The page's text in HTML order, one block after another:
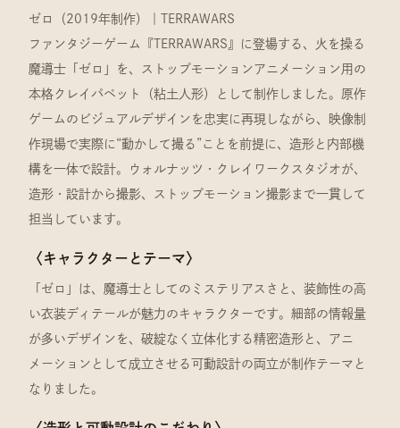
ゼロ（2019年制作）｜TERRAWARS
ファンタジーゲーム『TERRAWARS』に登場する、火を操る
魔導士「ゼロ」を、ストップモーションアニメーション用の
本格クレイパペット（粘土人形）として制作しました。原作
ゲームのビジュアルデザインを忠実に再現しながら、映像制
作現場で実際に“動かして撮る”ことを前提に、造形と内部機
構を一体で設計。ウォルナッツ・クレイワークスタジオが、
造形・設計から撮影、ストップモーション撮影まで一貫して
担当しています。
〈キャラクターとテーマ〉
「ゼロ」は、魔導士としてのミステリアスさと、装飾性の高
い衣装ディテールが魅力のキャラクターです。細部の情報量
が多いデザインを、破綻なく立体化する精密造形と、アニ
メーションとして成立させる可動設計の両立が制作テーマと
なりました。